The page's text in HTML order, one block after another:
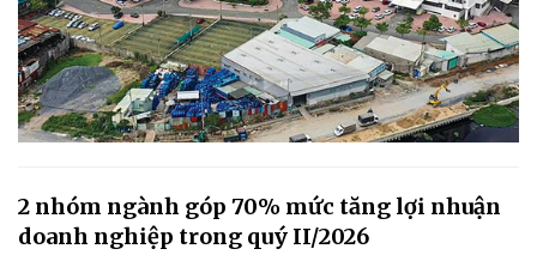
2 nhóm ngành góp 70% mức tăng lợi nhuận
doanh nghiệp trong quý II/2026